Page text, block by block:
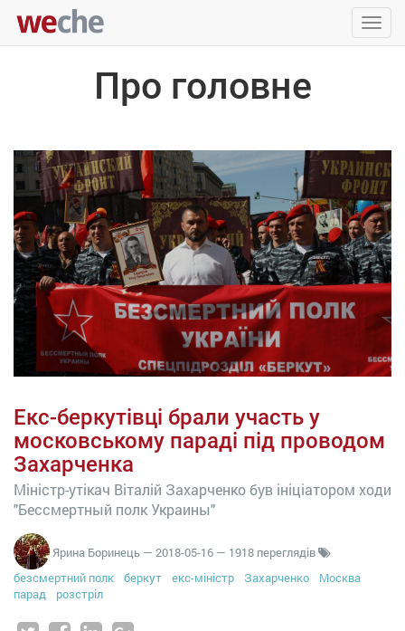
Про головне
Екс-беркутівці брали участь у
московському параді під проводом
Захарченка
Міністр-утікач Віталій Захарченко був ініціатором ходи
"Бессмертный полк Украины"
Ярина Боринець — 2018-05-16 — 1918 переглядів
безсмертний полк
беркут екс-міністр Захарченко
Москва
парад
розстріл